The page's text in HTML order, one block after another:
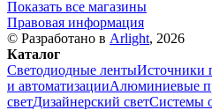
Показать все магазины
Правовая информация
© Разработано в Arlight, 2026
Каталог
Светодиодные лентыИсточники
и автоматизацииАлюминиевые
светДизайнерский светСистемы